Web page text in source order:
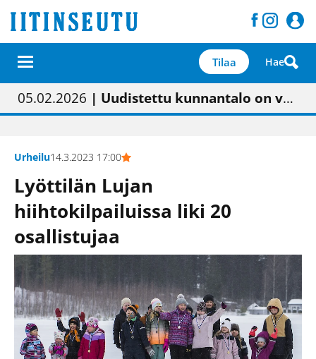
Tilaa Hae
01.02.2026 | Painon vaihtumisen pitäisi näkyä hieman parempana painojäljen laatuna lehdessä
05.02.2026 | Uudistettu kunnantalo on valoisa
23.04.2026 | “Olemme käynnistämässä uudelleen keskustavisiotyön”
09.05.2026| "Maalla on totuttu elämään omavaraisemmin kuin kaupungissa"
Urheilu14.3.2023 17:00
Lyöttilän Lujan
hiihtokilpailuissa liki 20
osallistujaa